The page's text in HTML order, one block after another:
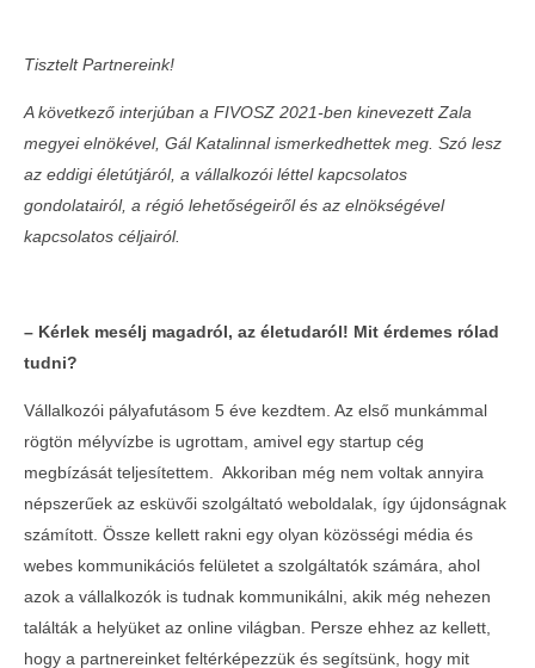
Interjú Gál Katalinnal, a FIVOSZ Zala
2022-
03-15
2022-
Tisztelt Partnereink!
A következő interjúban a FIVOSZ 2021-ben kinevezett Zala
megyei elnökével, Gál Katalinnal ismerkedhettek meg. Szó lesz
az eddigiéletútjáról, a vállalkozói léttel kapcsolatos
gondolatairól, a régió lehetőségeirőlés az elnökségével
kapcsolatos céljairól.
– Kérlek mesélj magadról, az életudaról! Mit érdemes rólad
tudni?
Vállalkozói pályafutásom 5 éve kezdtem. Az első munkámmal
rögtön mélyvízbe is ugrottam, amivel egy startup cég
megbízását teljesítettem. Akkoriban még nem voltak annyira
népszerűek az esküvői szolgáltató weboldalak, így újdonságnak
számított. Össze kellett rakni egy olyan közösségi média és
webes kommunikációs felületet a szolgáltatók számára, ahol
azok a vállalkozók is tudnak kommunikálni, akik még nehezen
találták a helyüket az online világban. Persze ehhez az kellett,
hogy a partnereinket feltérképezzük és segítsünk, hogy mit